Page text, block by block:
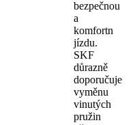
bezpečnou
a
komfortn
jízdu.
SKF
důrazně
doporučuje
vyměnu
vinutých
pružin